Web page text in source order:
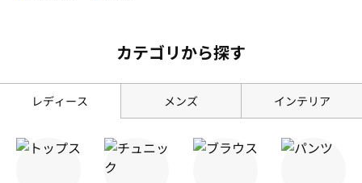
カテゴリから探す
レディース メンズ インテリア